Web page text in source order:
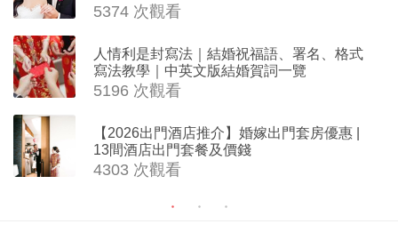
5374 次觀看
人情利是封寫法｜結婚祝福語、署名、格式
寫法教學｜中英文版結婚賀詞一覽
5196 次觀看
【2026出門酒店推介】婚嫁出門套房優惠 |
13間酒店出門套餐及價錢
4303 次觀看